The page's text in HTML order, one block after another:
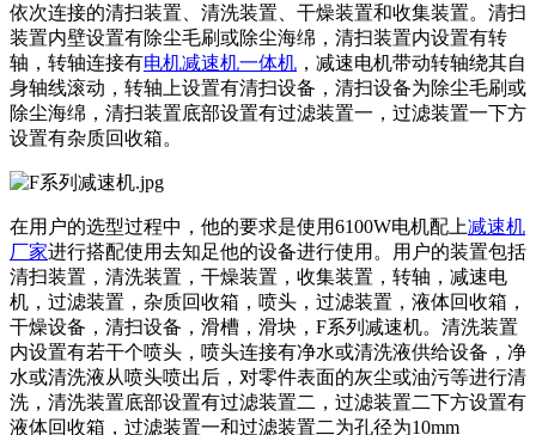
依次连接的清扫装置、清洗装置、干燥装置和收集装置。清扫
装置内壁设置有除尘毛刷或除尘海绵，清扫装置内设置有转
轴，转轴连接有电机减速机一体机 ，减速电机带动转轴绕其自
身轴线滚动，转轴上设置有清扫设备，清扫设备为除尘毛刷或
除尘海绵，清扫装置底部设置有过滤装置一，过滤装置一下方
设置有杂质回收箱。
在用户的选型过程中，他的要求是使用6100W电机配上减速机
厂家进行搭配使用去知足他的设备进行使用。用户的装置包括
清扫装置，清洗装置，干燥装置，收集装置，转轴，减速电
机，过滤装置，杂质回收箱，喷头，过滤装置，液体回收箱，
干燥设备，清扫设备，滑槽，滑块， F系列减速机。清洗装置
内设置有若干个喷头，喷头连接有净水或清洗液供给设备，净
水或清洗液从喷头喷出后，对零件表面的灰尘或油污等进行清
洗，清洗装置底部设置有过滤装置二，过滤装置二下方设置有
液体回收箱，过滤装置一和过滤装置二为孔径为10mm